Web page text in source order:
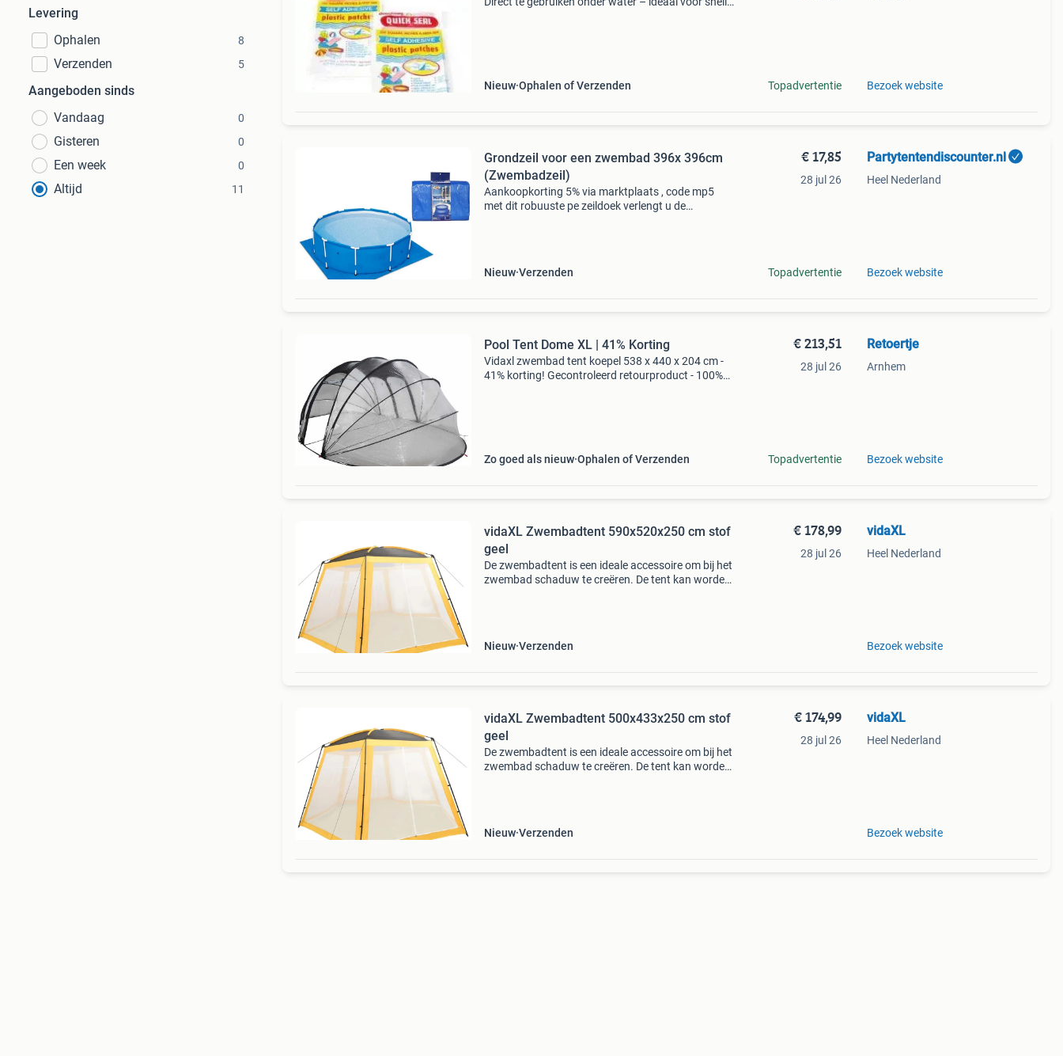
Levering
Ophalen
8
Verzenden 5
Aangeboden sinds
Vandaag
0
Gisteren 0
Een week 0
Altijd 11
Nieuw Ophalen of Verzenden Topadvertentie Bezoek website
Grondzeil voor een zwembad 396x 396cm
(Zwembadzeil)
Aankoopkorting 5% via marktplaats , code mp5
met dit robuuste pe zeildoek verlengt u de
Nieuw Verzenden
€ 17,85
28 jul 26
Topadvertentie
Partytentendiscounter.nl
Heel Nederland
Bezoek website
Pool Tent Dome XL | 41% Korting
Vidaxl zwembad tent koepel 538 x 440 x 204 cm -
41% korting! Gecontroleerd retourproduct - 100%
Zo goed als nieuw Ophalen of Verzenden
€ 213,51
28 jul 26
Topadvertentie
Retoertje
Arnhem
Bezoek website
vidaXL Zwembadtent 590x520x250 cm stof
geel
De zwembadtent is een ideale accessoire om bij het
zwembad schaduw te creëren. De tent kan worden
Nieuw Verzenden
€ 178,99
28 jul 26
vidaXL
Heel Nederland
Bezoek website
vidaXL Zwembadtent 500x433x250 cm stof
geel
De zwembadtent is een ideale accessoire om bij het
zwembad schaduw te creëren. De tent kan worden
Nieuw Verzenden
€ 174,99
28 jul 26
vidaXL
Heel Nederland
Bezoek website